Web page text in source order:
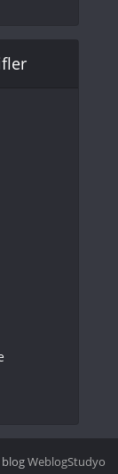
WeblogStudyo